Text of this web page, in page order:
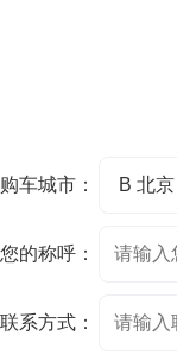
购车城市：
您的称呼：
联系方式：